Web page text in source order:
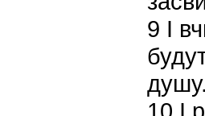
9 І